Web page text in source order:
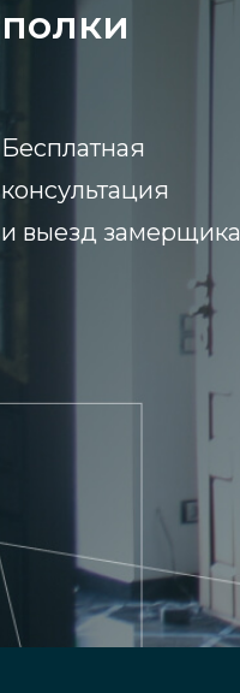
полки
Бесплатная
консультация
и выезд замерщика